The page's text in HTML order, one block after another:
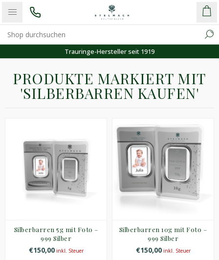
Trauringe-Hersteller seit 1919
PRODUKTE MARKIERT MIT
'SILBERBARREN KAUFEN'
Silberbarren 5g mit Foto –
999 Silber
€150,00inkl. Steuer
Silberbarren 10g mit Foto –
999 Silber
€150,00inkl. Steuer